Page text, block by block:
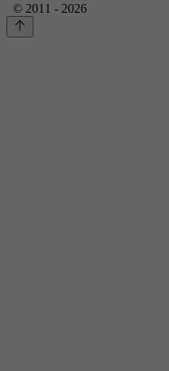
© 2011 - 2026